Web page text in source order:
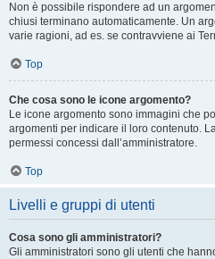
Non è possibile rispondere ad un
chiusi terminano automaticamente. Un
varie ragioni, ad es. se contravviene ai
Top
Che cosa sono le icone argomento?
Le icone argomento sono immagini che
argomenti per indicare il loro contenuto.
permessi concessi dall’amministratore.
Top
Livelli e gruppi di utenti
Cosa sono gli amministratori?
Gli amministratori sono gli utenti che